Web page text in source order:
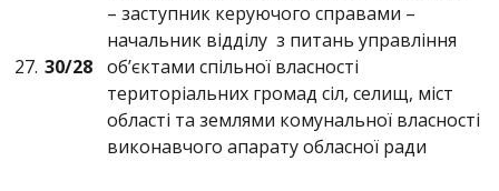
27. 30/28
– заступник керуючого справами –
начальник відділу з питань управління
об’єктами спільної власності
територіальних громад сіл, селищ, міст
області та землями комунальної власності
виконавчого апарату обласної ради